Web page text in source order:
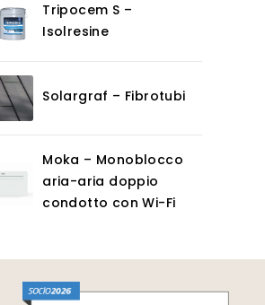
Tripocem S –
Isolresine
Solargraf – Fibrotubi
Moka – Monoblocco
aria-aria doppio
condotto con Wi-Fi